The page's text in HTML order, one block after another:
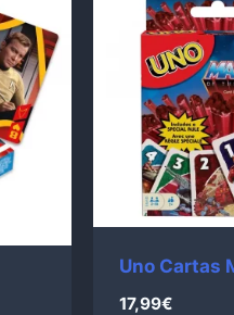
Uno Cartas
17,99€